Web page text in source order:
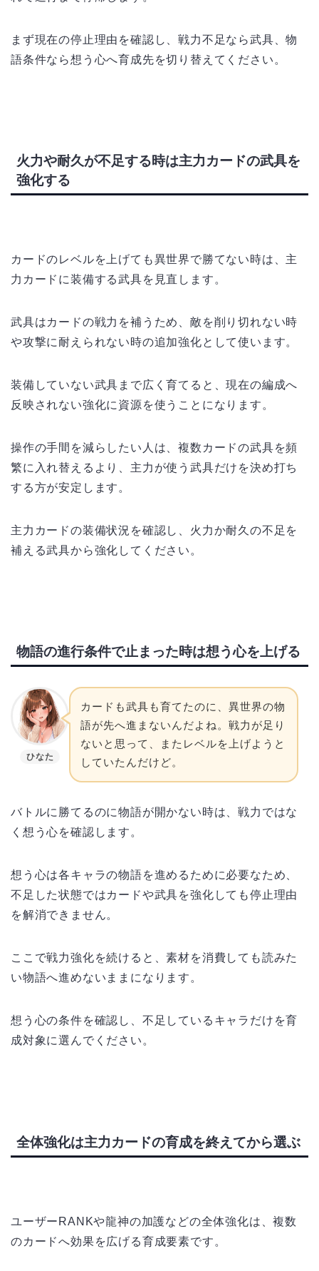
まず現在の停止理由を確認し、戦力不足なら武具、物
語条件なら想う心へ育成先を切り替えてください。
火力や耐久が不足する時は主力カードの武具を
強化する
カードのレベルを上げても異世界で勝てない時は、主
力カードに装備する武具を見直します。
武具はカードの戦力を補うため、敵を削り切れない時
や攻撃に耐えられない時の追加強化として使います。
装備していない武具まで広く育てると、現在の編成へ
反映されない強化に資源を使うことになります。
操作の手間を減らしたい人は、複数カードの武具を頻
繁に入れ替えるより、主力が使う武具だけを決め打ち
する方が安定します。
主力カードの装備状況を確認し、火力か耐久の不足を
補える武具から強化してください。
物語の進行条件で止まった時は想う心を上げる
ひなた
カードも武具も育てたのに、異世界の物
語が先へ進まないんだよね。戦力が足り
ないと思って、またレベルを上げようと
していたんだけど。
バトルに勝てるのに物語が開かない時は、戦力ではな
く想う心を確認します。
想う心は各キャラの物語を進めるために必要なため、
不足した状態ではカードや武具を強化しても停止理由
を解消できません。
ここで戦力強化を続けると、素材を消費しても読みた
い物語へ進めないままになります。
想う心の条件を確認し、不足しているキャラだけを育
成対象に選んでください。
全体強化は主力カードの育成を終えてから選ぶ
ユーザーRANKや龍神の加護などの全体強化は、複数
のカードへ効果を広げる育成要素です。